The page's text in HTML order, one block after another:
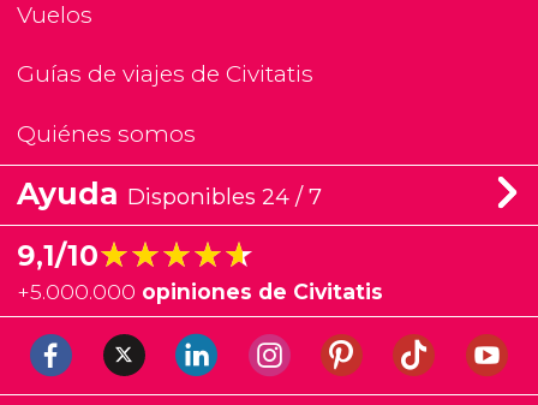
Vuelos
Guías de viajes de Civitatis
Quiénes somos
Ayuda Disponibles 24 / 7
9,1/10★★★★★
★★★★★
+5.000.000 opiniones de Civitatis